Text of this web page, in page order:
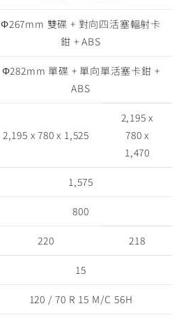
Φ267mm 雙碟 + 對向四活塞輻射卡
鉗 + ABS
Φ282mm 單碟 + 單向單活塞卡鉗 +
ABS
2,195 x 780 x 1,525
2,195 x
780 x
1,470
1,575
800
220 218
15
120 / 70 R 15 M/C 56H